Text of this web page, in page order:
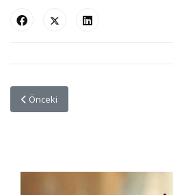
Önceki makale: Yıldızlar Geçidi: Kudüs
Önceki